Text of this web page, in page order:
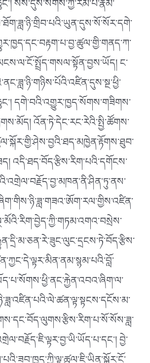
སོས་དུས་སོགས་ཀྱི་རིམ་པ་རྣམ་
ང་
དགེ་བའི་འགྱུར་ཁྱད་སོགས་གཟིགས་
འོན་ཏེ་དེང་རང་རེའི་སྤྱི་ཚོགས་
འདི་ཐད་བོད་རྩིས་རིག་པའི་དགོངས་
བྱེ་